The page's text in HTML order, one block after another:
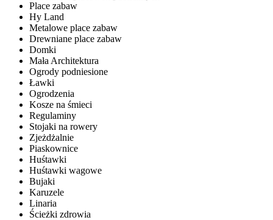
Place zabaw
Hy Land
Metalowe place zabaw
Drewniane place zabaw
Domki
Mała Architektura
Ogrody podniesione
Ławki
Ogrodzenia
Kosze na śmieci
Regulaminy
Stojaki na rowery
Zjeżdżalnie
Piaskownice
Huśtawki
Huśtawki wagowe
Bujaki
Karuzele
Linaria
Ścieżki zdrowia